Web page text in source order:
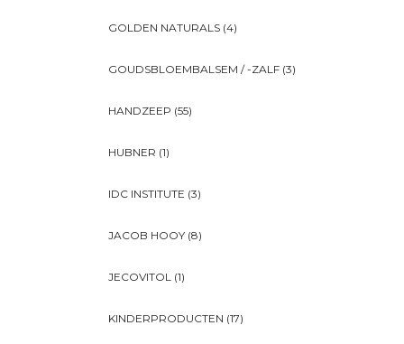
GOLDEN NATURALS (4)
GOUDSBLOEMBALSEM / -ZALF (3)
HANDZEEP (55)
HUBNER (1)
IDC INSTITUTE (3)
JACOB HOOY (8)
JECOVITOL (1)
KINDERPRODUCTEN (17)